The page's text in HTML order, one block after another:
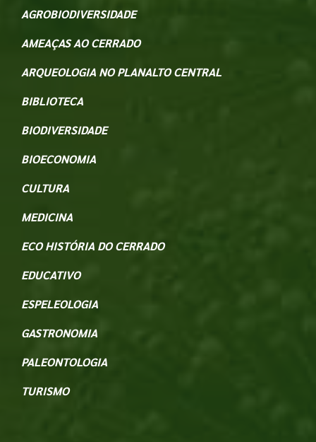
AGROBIODIVERSIDADE
AMEAÇAS AO CERRADO
ARQUEOLOGIA NO PLANALTO CENTRAL
BIBLIOTECA
BIODIVERSIDADE
BIOECONOMIA
CULTURA
MEDICINA
ECO HISTÓRIA DO CERRADO
EDUCATIVO
ESPELEOLOGIA
GASTRONOMIA
PALEONTOLOGIA
TURISMO